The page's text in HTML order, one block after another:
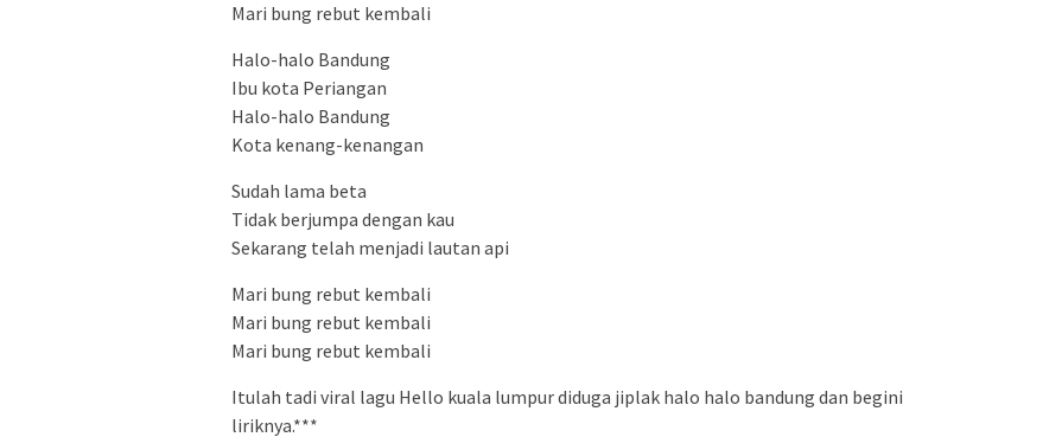
Mari bung rebut kembali
Halo-halo Bandung
Ibu kota Periangan
Halo-halo Bandung
Kota kenang-kenangan
Sudah lama beta
Tidak berjumpa dengan kau
Sekarang telah menjadi lautan api
Mari bung rebut kembali
Mari bung rebut kembali
Mari bung rebut kembali
Itulah tadi viral lagu Hello kuala lumpur diduga jiplak halo halo bandung dan begini
liriknya.***